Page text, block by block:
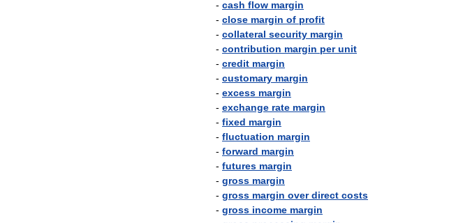
- cash flow margin
- close margin of profit
- collateral security margin
- contribution margin per unit
- credit margin
- customary margin
- excess margin
- exchange rate margin
- fixed margin
- fluctuation margin
- forward margin
- futures margin
- gross margin
- gross margin over direct costs
- gross income margin